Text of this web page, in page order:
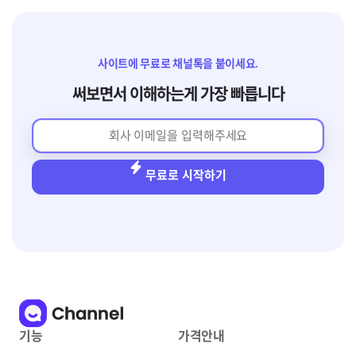
사이트에 무료로 채널톡을 붙이세요.
써보면서 이해하는게 가장 빠릅니다
무료로 시작하기
기능
가격안내